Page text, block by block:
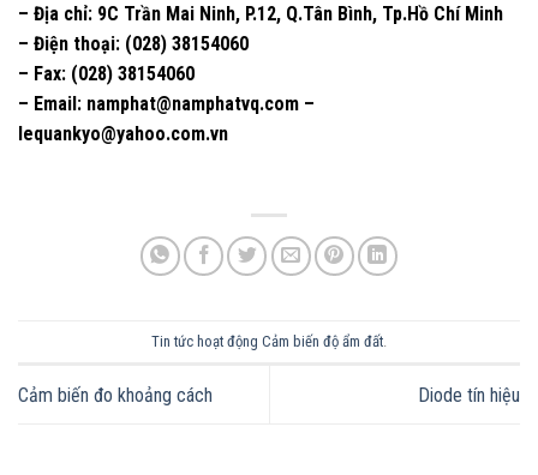
– Địa chỉ: 9C Trần Mai Ninh, P.12, Q.Tân Bình, Tp.Hồ Chí Minh
– Điện thoại: (028) 38154060
– Fax: (028) 38154060
– Email : namphat@namphatvq.com –
lequankyo@yahoo.com.vn
Tin tức hoạt động Cảm biến độ ẩm đất
Cảm biến đo khoảng cách Diode tín hiệu